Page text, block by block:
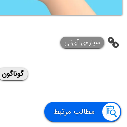
‌سیاره‌ی آی‌تی
گوناگون
مطالب مرتبط